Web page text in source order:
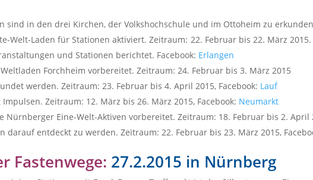
sind in den drei Kirchen, der Volkshochschule und im Ottoheim zu
Welt-Laden für Stationen aktiviert. Zeitraum: 22. Februar bis 22. März
und Stationen berichtet. Facebook: Erlangen
Forchheim vorbereitet. Zeitraum: 24. Februar bis 3. März 2015
werden. Zeitraum: 23. Februar bis 4. April 2015, Facebook: Lauf
Zeitraum: 12. März bis 26. März 2015, Facebook: Neumarkt
Nürnberger Eine-Welt-Aktiven vorbereitet. Zeitraum: 18. Februar bis 2. April
darauf entdeckt zu werden. Zeitraum: 22. Februar bis 23. März 2015,
Fastenwege: 27.2.2015 in Nürnberg